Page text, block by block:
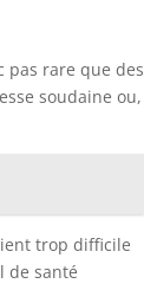
pas rare que des
soudaine ou,
trop difficile
de santé